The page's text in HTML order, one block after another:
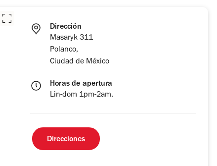
Dirección
Masaryk 311
Polanco,
Ciudad de México
Horas de apertura
Lin-dom 1pm-2am.
Direcciones